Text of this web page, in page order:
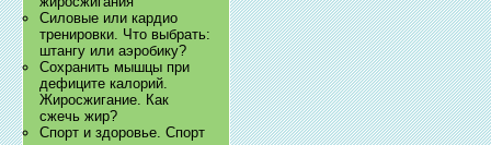
Силовые или кардио
тренировки. Что выбрать:
штангу или аэробику?
Сохранить мышцы при
дефиците калорий.
Жиросжигание. Как
сжечь жир?
Спорт и здоровье. Спорт